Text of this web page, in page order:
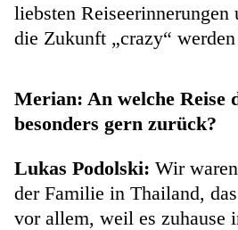
liebsten
die Zukunft „crazy“
Merian: An welche Reise
besonders gern zurück?
Lukas Podolski: Wir
der Familie in Thailand,
vor allem, weil es zuhause